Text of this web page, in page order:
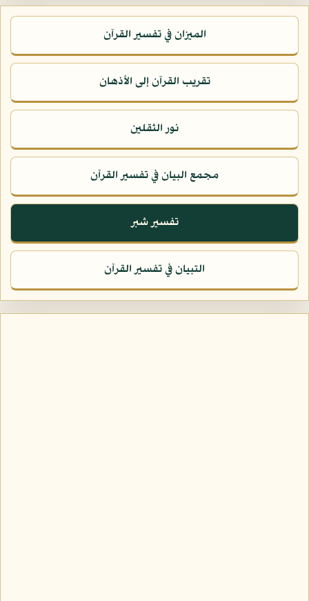
الميزان في تفسير القرآن
تقريب القرآن إلى الأذهان
نور الثقلين
مجمع البيان في تفسير القرآن
تفسير شبر
التبيان في تفسير القرآن